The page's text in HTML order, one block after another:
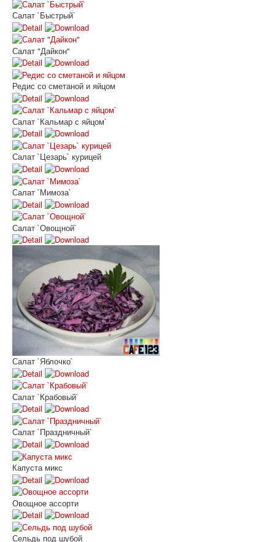
Салат `Быстрый`
Салат "Дайкон"
Редис со сметаной и яйцом
Салат `Кальмар с яйцом`
Салат `Цезарь` курицей
Салат `Мимоза`
Салат `Овощной`
Салат `Яблочко`
Салат `Крабовый`
Салат `Праздничный`
Капуста микс
Овощное ассорти
Сельдь под шубой